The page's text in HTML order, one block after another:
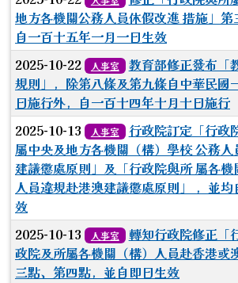
地方各機關公務人員休假改進 措施」
自一百十五年一月一日生效
2025-10-22 人事室
教育部修正發布「
規則」，除第八條及第九條自中華民國
日施行外，自一百十四年十月十日施行
2025-10-13 人事室
行政院訂定「行政
屬中央及地方各機關（構）學校 公務
建議懲處原則」及「行政院與所 屬各
人員違規赴港澳建議懲處原則」 ，並
效
2025-10-13 人事室
轉知行政院修正「
政院及所屬各機關（構）人員赴香港或
三點、第四點，並自即日生效